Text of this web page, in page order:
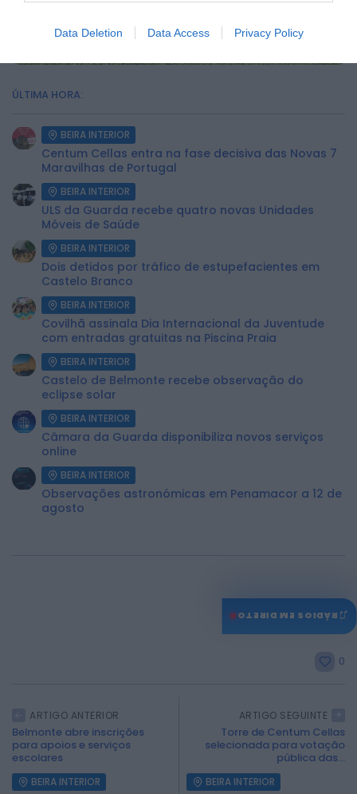
Data Deletion Data Access Privacy Policy
ÚLTIMA HORA:
BEIRA INTERIOR
Centum Cellas entra na fase decisiva das Novas 7
Maravilhas de Portugal
BEIRA INTERIOR
ULS da Guarda recebe quatro novas Unidades
Móveis de Saúde
BEIRA INTERIOR
Dois detidos por tráfico de estupefacientes em
Castelo Branco
BEIRA INTERIOR
Covilhã assinala Dia Internacional da Juventude
com entradas gratuitas na Piscina Praia
BEIRA INTERIOR
Castelo de Belmonte recebe observação do
eclipse solar
BEIRA INTERIOR
Câmara da Guarda disponibiliza novos serviços
online
BEIRA INTERIOR
Observações astronómicas em Penamacor a 12 de
agosto
0
ARTIGO ANTERIOR
Belmonte abre inscrições
para apoios e serviços
escolares
BEIRA INTERIOR
ARTIGO SEGUINTE
Torre de Centum Cellas
selecionada para votação
pública das...
BEIRA INTERIOR
♫
RÁDIOS EM DIRETO